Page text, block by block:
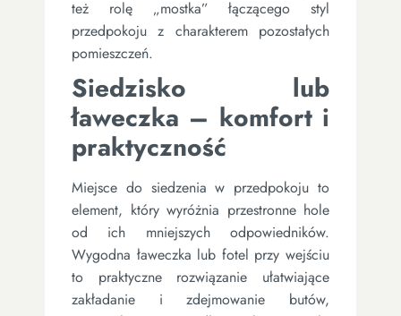
też rolę „mostka” łączącego styl
przedpokoju z charakterem pozostałych
pomieszczeń.
Siedzisko lub
ławeczka – komfort i
praktyczność
Miejsce do siedzenia w przedpokoju to
element, który wyróżnia przestronne hole
od ich mniejszych odpowiedników.
Wygodna ławeczka lub fotel przy wejściu
to praktyczne rozwiązanie ułatwiające
zakładanie i zdejmowanie butów,